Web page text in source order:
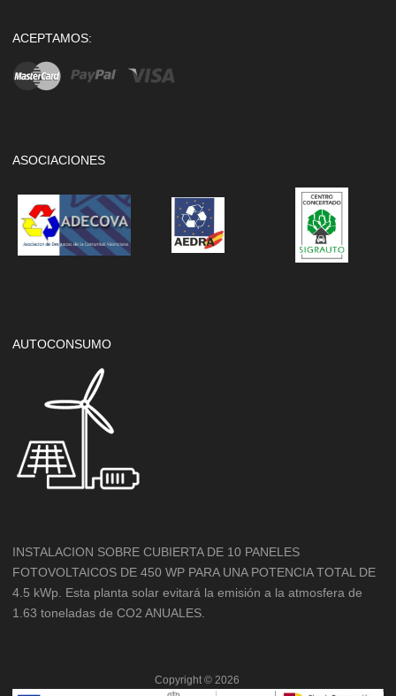
ACEPTAMOS:
ASOCIACIONES
AUTOCONSUMO
INSTALACION SOBRE CUBIERTA DE 10 PANELES
FOTOVOLTAICOS DE 450 WP PARA UNA POTENCIA TOTAL DE
4.5 kWp. Esta planta solar evitará la emisión a la atmosfera de
1.63 toneladas de CO2 ANUALES.
Copyright © 2026